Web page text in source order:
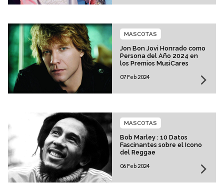
Jon Bon Jovi Honrado como
Persona del Año 2024 en
los Premios MusiCares
MASCOTAS
07 Feb 2024
Bob Marley : 10 Datos
Fascinantes sobre el Icono
del Reggae
MASCOTAS
06 Feb 2024